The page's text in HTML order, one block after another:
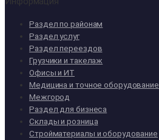
Раздел по районам
Раздел услуг
Раздел переездов
Грузчики и такелаж
Офисы и ИТ
Медицина и точное оборудование
Межгород
Раздел для бизнеса
Склады и розница
Стройматериалы и оборудование